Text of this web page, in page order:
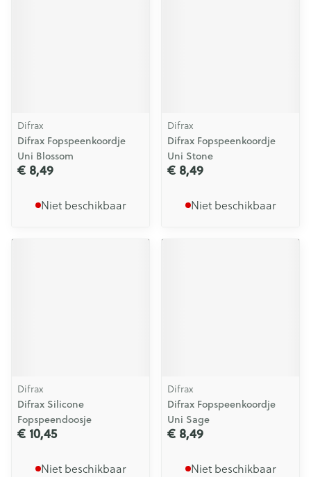
Difrax
Difrax Fopspeenkoordje
Uni Blossom
€ 8,49
Niet beschikbaar
Difrax
Difrax Fopspeenkoordje
Uni Stone
€ 8,49
Niet beschikbaar
Difrax
Difrax Silicone
Fopspeendoosje
€ 10,45
Niet beschikbaar
Difrax
Difrax Fopspeenkoordje
Uni Sage
€ 8,49
Niet beschikbaar